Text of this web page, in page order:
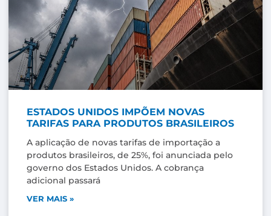
ESTADOS UNIDOS IMPÕEM NOVAS
TARIFAS PARA PRODUTOS BRASILEIROS
A aplicação de novas tarifas de importação a
produtos brasileiros, de 25%, foi anunciada pelo
governo dos Estados Unidos. A cobrança
adicional passará
VER MAIS »